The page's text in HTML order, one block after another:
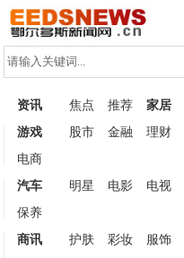
资讯 焦点 推荐 家居
游戏
股市 金融 理财
电商
汽车
明星 电影 电视
保养
商讯
护肤 彩妆 服饰